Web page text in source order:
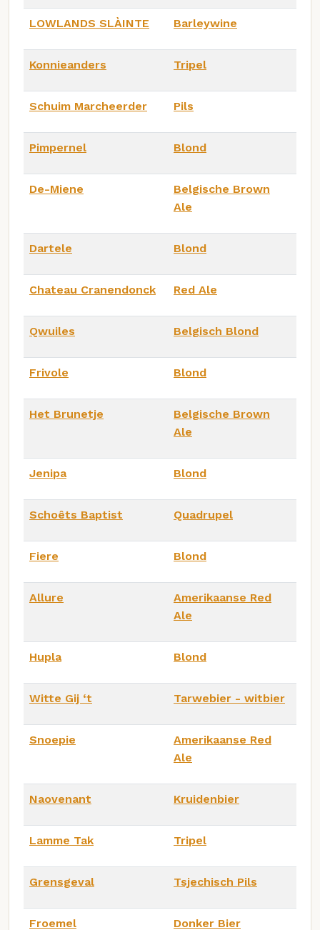
LOWLANDS SLÀINTE Barleywine
Konnieanders Tripel
Schuim Marcheerder Pils
Pimpernel Blond
De-Miene
Belgische Brown
Ale
Dartele Blond
Chateau Cranendonck Red Ale
Qwuiles Belgisch Blond
Frivole Blond
Het Brunetje
Belgische Brown
Ale
Jenipa Blond
Schoêts Baptist Quadrupel
Fiere Blond
Allure
Amerikaanse Red
Ale
Hupla Blond
Witte Gij ‘t Tarwebier - witbier
Snoepie
Amerikaanse Red
Ale
Naovenant Kruidenbier
Lamme Tak Tripel
Grensgeval Tsjechisch Pils
Froemel Donker Bier